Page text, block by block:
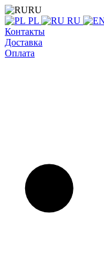
RU
PL
RU
Контакты
Доставка
Оплата